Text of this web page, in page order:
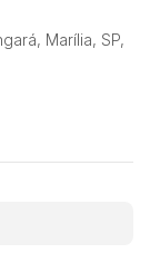
, Marília, SP,